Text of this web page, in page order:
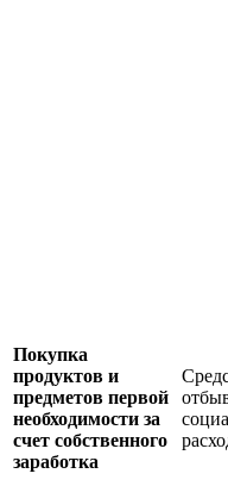
Покупка
продуктов и
предметов первой
необходимости за
счет собственного
заработка